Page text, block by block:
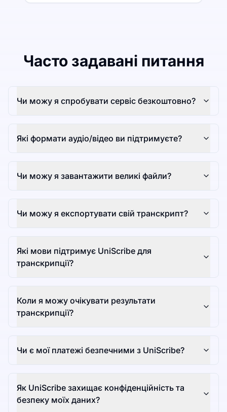
Часто задавані питання
Чи можу я спробувати сервіс безкоштовно?
Які формати аудіо/відео ви підтримуєте?
Чи можу я завантажити великі файли?
Чи можу я експортувати свій транскрипт?
Які мови підтримує UniScribe для
транскрипції?
Коли я можу очікувати результати
транскрипції?
Чи є мої платежі безпечними з UniScribe?
Як UniScribe захищає конфіденційність та
безпеку моїх даних?